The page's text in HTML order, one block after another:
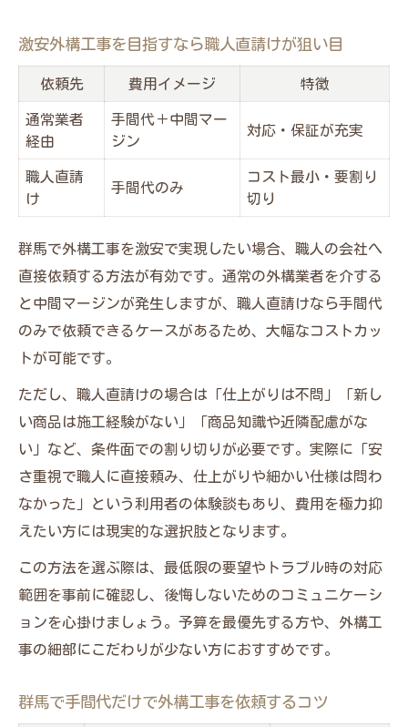
他社作成図面で外構工事費用を下げるコツ
図面を活用した外構工事の効率化テクニッ
ク
外構工事で図面費用を節約する方法
る方法
仕上がり不問外構工事と一般工事の違い表
外構工事で仕上がりにこだわらないメリッ
ト
ト
仕上がり重視とコスト重視の外構工事比較
激安外構工事を目指すなら職人直請けが狙い目
依頼先 費用イメージ 特徴
通常業者
経由
手間代＋中間マー
ジン
対応・保証が充実
職人直請
け
手間代のみ
コスト最小・要割り
切り
群馬で外構工事を激安で実現したい場合、職人の会社へ
直接依頼する方法が有効です。通常の外構業者を介する
と中間マージンが発生しますが、職人直請けなら手間代
のみで依頼できるケースがあるため、大幅なコストカッ
トが可能です。
ただし、職人直請けの場合は「仕上がりは不問」「新し
い商品は施工経験がない」「商品知識や近隣配慮がな
い」など、条件面での割り切りが必要です。実際に「安
さ重視で職人に直接頼み、仕上がりや細かい仕様は問わ
なかった」という利用者の体験談もあり、費用を極力抑
えたい方には現実的な選択肢となります。
この方法を選ぶ際は、最低限の要望やトラブル時の対応
範囲を事前に確認し、後悔しないためのコミュニケーシ
ョンを心掛けましょう。予算を最優先する方や、外構工
事の細部にこだわりが少ない方におすすめです。
群馬で手間代だけで外構工事を依頼するコツ